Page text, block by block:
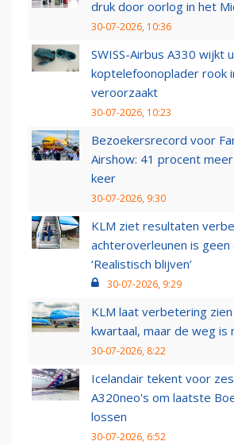
druk door oorlog in het
30-07-2026, 10:36
SWISS-Airbus A330 wijkt
koptelefoonoplader rook
veroorzaakt
30-07-2026, 10:23
Bezoekersrecord voor
Airshow: 41 procent
keer
30-07-2026, 9:30
KLM ziet resultaten
achteroverleunen is geen
‘Realistisch blijven’
30-07-2026, 9:29
KLM laat verbetering
kwartaal, maar de weg is
30-07-2026, 8:22
Icelandair tekent voor
A320neo's om laatste
lossen
30-07-2026, 6:52